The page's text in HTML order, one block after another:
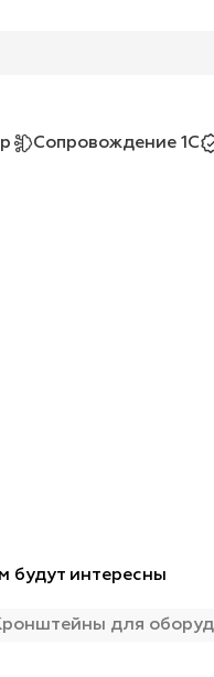
Сопровождение 1С
будут интересны
для